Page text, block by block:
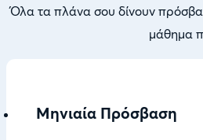
Όλα τα πλάνα σου δίνουν
μάθημα
Μηνιαία Πρόσβαση